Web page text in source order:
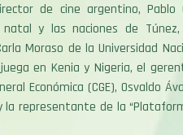
de cine argentino, Pablo
y las naciones de
Moraso de la Universidad
en Kenia y Nigeria, el
Económica (CGE), Osvaldo
la representante de la